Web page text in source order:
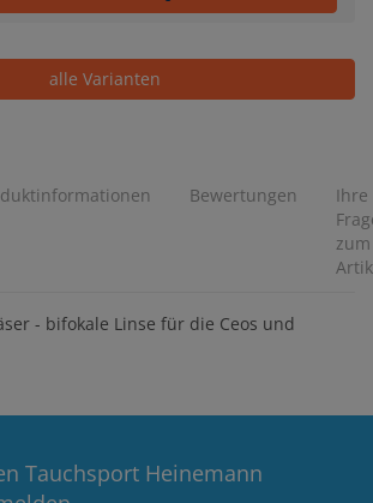
alle Varianten
Bewertungen
Ihre
zum
- bifokale Linse für die Ceos und
Tauchsport Heinemann